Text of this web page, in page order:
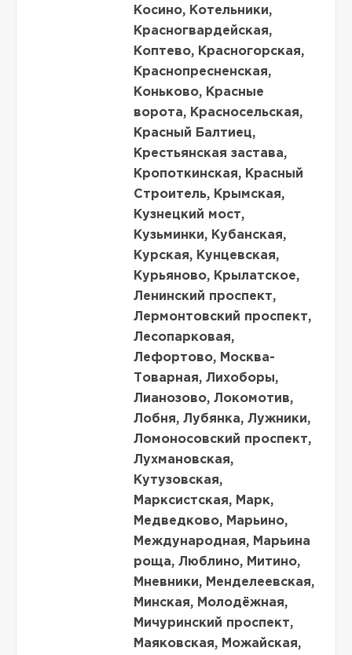
Косино, Котельники,
Красногвардейская,
Коптево, Красногорская,
Краснопресненская,
Коньково, Красные
ворота, Красносельская,
Красный Балтиец,
Крестьянская застава,
Кропоткинская, Красный
Строитель, Крымская,
Кузнецкий мост,
Кузьминки, Кубанская,
Курская, Кунцевская,
Курьяново, Крылатское,
Ленинский проспект,
Лермонтовский проспект,
Лесопарковая,
Лефортово, Москва-
Товарная, Лихоборы,
Лианозово, Локомотив,
Лобня, Лубянка, Лужники,
Ломоносовский проспект,
Лухмановская,
Кутузовская,
Марксистская, Марк,
Медведково, Марьино,
Международная, Марьина
роща, Люблино, Митино,
Мневники, Менделеевская,
Минская, Молодёжная,
Мичуринский проспект,
Маяковская, Можайская,